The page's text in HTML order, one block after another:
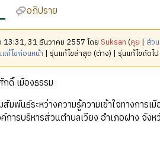
อภิปราย
13:31, 31 ธันวาคม 2557 โดยSuksan (คุย | ส่ว
ก้ไขก่อนหน้า | รุ่นแก้ไขล่าสุด (ต่าง) | รุ่นแก้ไขถัดไ
ดิ์ เมืองธรรม
มพันธ์ระหว่างความรู้ความเข้าใจทางการ
ารบริหารส่วนตำบลเวียง อำเภอฝาง จังห